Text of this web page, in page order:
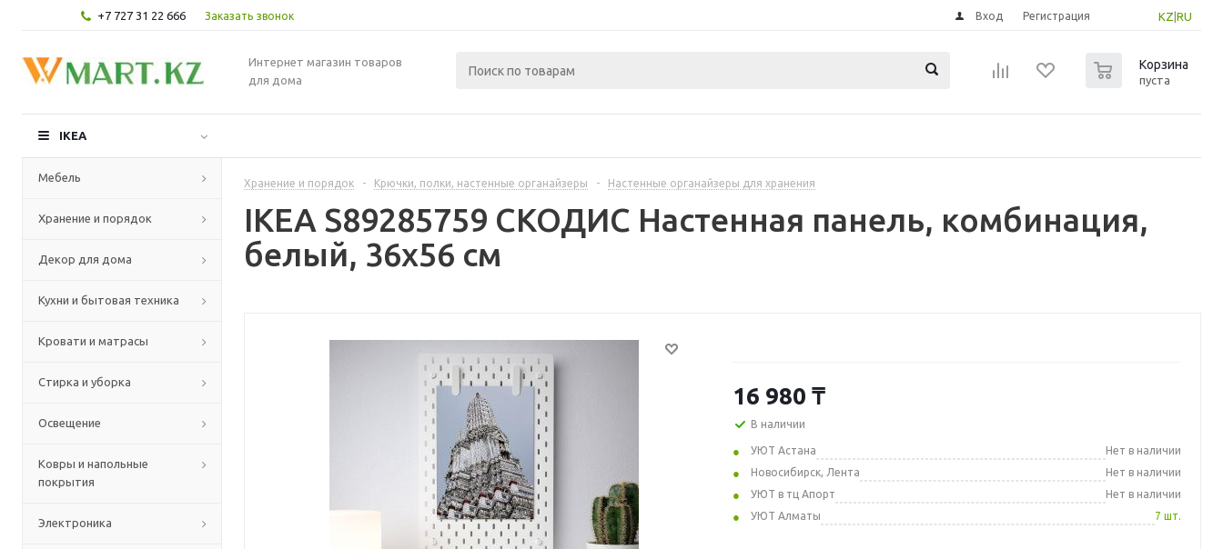
+7 727 31 22 666 Заказать звонок KZ RU
Вход Регистрация
Интернет магазин товаров
для дома
Корзина
пуста
IKEA
Мебель
Хранение и порядок
Декор для дома
Кухни и бытовая техника
Кровати и матрасы
Стирка и уборка
Освещение
Ковры и напольные
покрытия
Электроника
Хранение и порядок - Крючки, полки, настенные органайзеры - Настенные органайзеры для хранения
IKEA S89285759 СКОДИС Настенная панель, комбинация,
белый, 36x56 см
16 980 ₸
В наличии
УЮТ Астана
Нет в наличии
Новосибирск, Лента
Нет в наличии
УЮТ в тц Апорт
Нет в наличии
УЮТ Алматы
7 шт.